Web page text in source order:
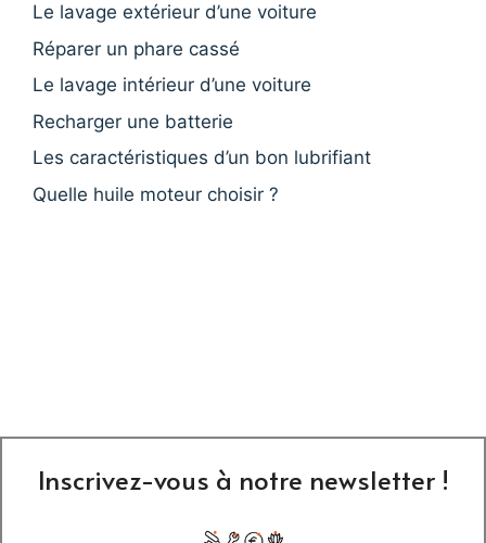
Le lavage extérieur d’une voiture
Réparer un phare cassé
Le lavage intérieur d’une voiture
Recharger une batterie
Les caractéristiques d’un bon lubrifiant
Quelle huile moteur choisir ?
Inscrivez-vous à notre newsletter !